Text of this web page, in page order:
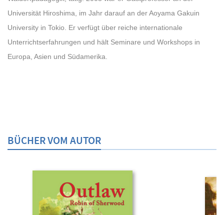
Universität Hiroshima, im Jahr darauf an der Aoyama Gakuin
University in Tokio. Er verfügt über reiche internationale
Unterrichtserfahrungen und hält Seminare und Workshops in
Europa, Asien und Südamerika.
BÜCHER VOM AUTOR